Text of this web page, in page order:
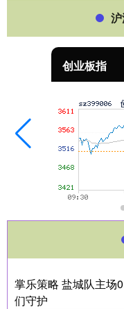
创业板指
掌乐策略 盐城队主场
们守护